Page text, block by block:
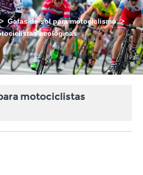
> Gafas de sol para motociclismo >
ecológicas
motociclistas